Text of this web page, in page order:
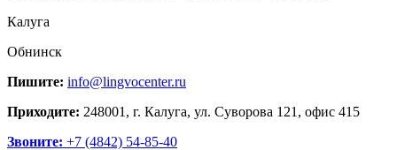
Калуга
Обнинск
Пишите: info@lingvocenter.ru
Приходите: 248001, г. Калуга, ул. Суворова 121, офис 415
Звоните: +7 (4842) 54-85-40